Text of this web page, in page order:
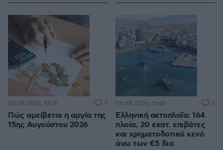
Πώς αμείβεται η αργία της
15ης Αυγούστου 2026
06.08.2026, 12:16 3
Ελληνική ακτοπλοΐα: 164
πλοία, 20 εκατ. επιβάτες
και χρηματοδοτικό κενό
άνω των €5 δισ.
06.08.2026, 11:48 3